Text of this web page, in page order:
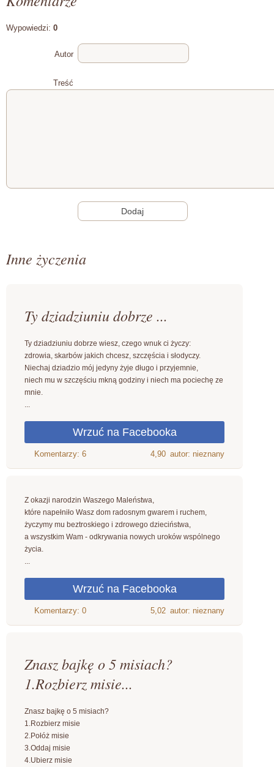
Wypowiedzi: 0
Autor
Treść
Inne życzenia
Ty dziadziuniu dobrze ...
Ty dziadziuniu dobrze wiesz, czego wnuk ci życzy:
zdrowia, skarbów jakich chcesz, szczęścia i słodyczy.
Niechaj dziadzio mój jedyny żyje długo i przyjemnie,
niech mu w szczęściu mkną godziny i niech ma pociechę ze
mnie.
...
4,90 autor: nieznany
Z okazji narodzin Waszego Maleństwa,
które napełniło Wasz dom radosnym gwarem i ruchem,
życzymy mu beztroskiego i zdrowego dzieciństwa,
a wszystkim Wam - odkrywania nowych uroków wspólnego
życia.
...
5,02 autor: nieznany
Znasz bajkę o 5 misiach?
1.Rozbierz misie...
Znasz bajkę o 5 misiach?
1.Rozbierz misie
2.Połóż misie
3.Oddaj misie
4.Ubierz misie